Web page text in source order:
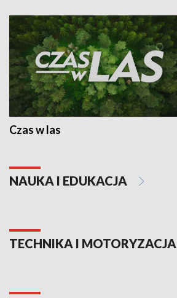
Czas w las
NAUKA I EDUKACJA
TECHNIKA I MOTORYZACJA